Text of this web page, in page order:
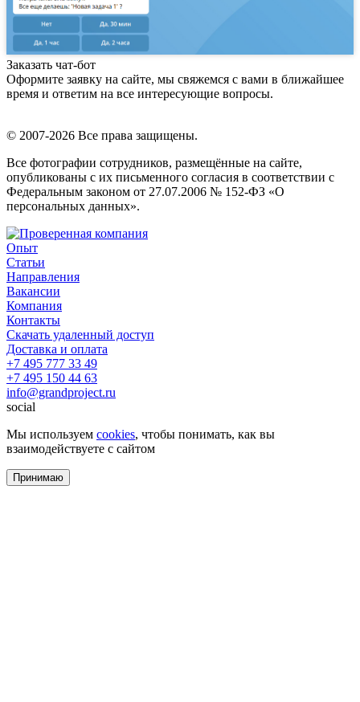
Заказать чат-бот
Оформите заявку на сайте, мы свяжемся с вами в ближайшее
время и ответим на все интересующие вопросы.
© 2007-2026 Все права защищены.
Все фотографии сотрудников, размещённые на сайте,
опубликованы с их письменного согласия в соответствии с
Федеральным законом от 27.07.2006 № 152-ФЗ «О
персональных данных».
Опыт
Статьи
Направления
Вакансии
Компания
Контакты
Скачать удаленный доступ
Доставка и оплата
+7 495 777 33 49
+7 495 150 44 63
info@grandproject.ru
social
Мы используем cookies, чтобы понимать, как вы
взаимодействуете с сайтом
Принимаю